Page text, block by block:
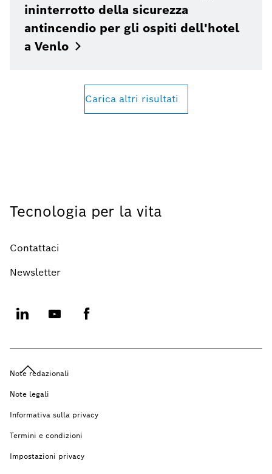
ininterrotto della sicurezza
antincendio per gli ospiti dell'hotel
a Venlo
Carica altri risultati
Tecnologia per la vita
Contattaci
Newsletter
Note redazionali
Note legali
Informativa sulla privacy
Termini e condizioni
Impostazioni privacy